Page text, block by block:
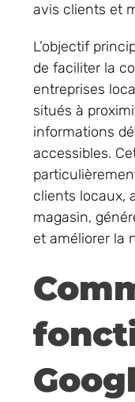
avis clients et
L’objectif
de faciliter la
entreprises
situés à
informations
accessibles.
clients locaux,
magasin,
et améliorer la